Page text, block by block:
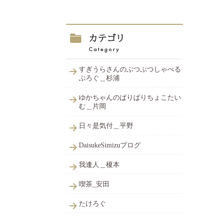
すぎうらさんのぶつぶつしゃべる
ぶろぐ＿杉浦
ゆかちゃんのぱりぱりちょこたい
む＿片岡
日々是気付＿平野
DaisukeSimizuブログ
我逢人＿榎本
喫茶_安田
たけろぐ